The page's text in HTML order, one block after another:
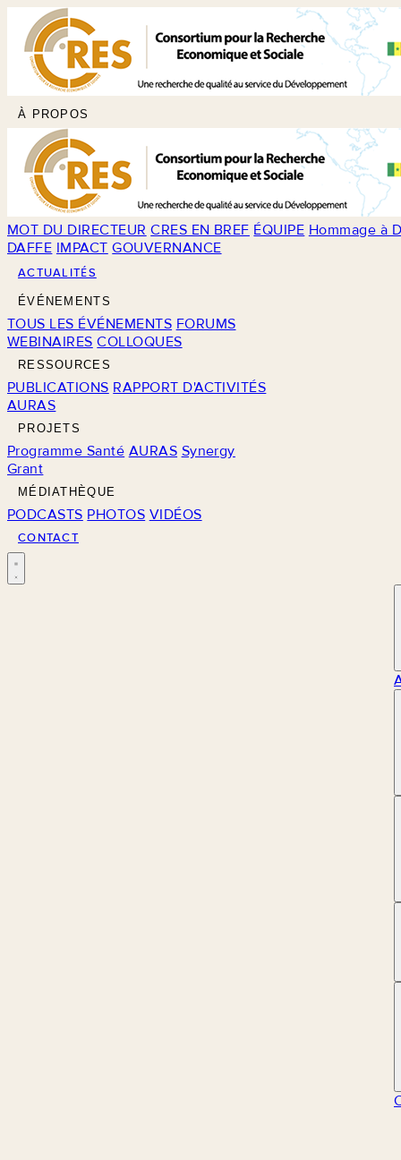
À PROPOS
MOT DU DIRECTEUR CRES EN BREF ÉQUIPE Hommage à
DAFFE IMPACT GOUVERNANCE
ACTUALITÉS
ÉVÉNEMENTS
TOUS LES ÉVÉNEMENTS FORUMS
WEBINAIRES COLLOQUES
RESSOURCES
PUBLICATIONS RAPPORT D'ACTIVITÉS
AURAS
PROJETS
Programme Santé AURAS Synergy
Grant
MÉDIATHÈQUE
PODCASTS PHOTOS VIDÉOS
CONTACT